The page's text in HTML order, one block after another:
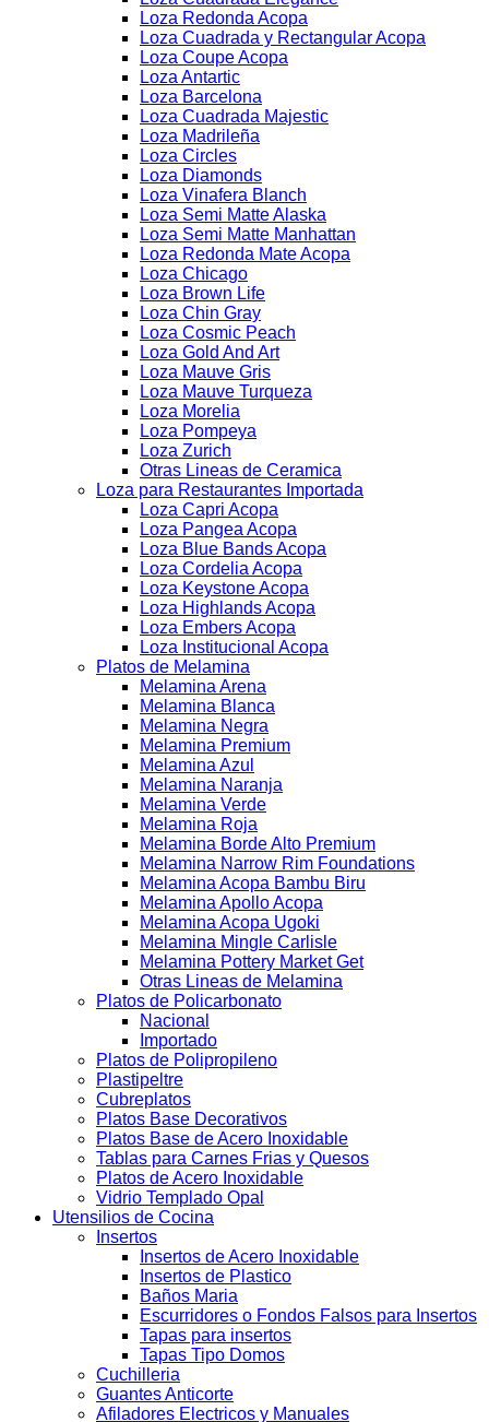
Loza Redonda Acopa
Loza Cuadrada y Rectangular Acopa
Loza Coupe Acopa
Loza Antartic
Loza Barcelona
Loza Cuadrada Majestic
Loza Madrileña
Loza Circles
Loza Diamonds
Loza Vinafera Blanch
Loza Semi Matte Alaska
Loza Semi Matte Manhattan
Loza Redonda Mate Acopa
Loza Chicago
Loza Brown Life
Loza Chin Gray
Loza Cosmic Peach
Loza Gold And Art
Loza Mauve Gris
Loza Mauve Turqueza
Loza Morelia
Loza Pompeya
Loza Zurich
Otras Lineas de Ceramica
Loza para Restaurantes Importada
Loza Capri Acopa
Loza Pangea Acopa
Loza Blue Bands Acopa
Loza Cordelia Acopa
Loza Keystone Acopa
Loza Highlands Acopa
Loza Embers Acopa
Loza Institucional Acopa
Platos de Melamina
Melamina Arena
Melamina Blanca
Melamina Negra
Melamina Premium
Melamina Azul
Melamina Naranja
Melamina Verde
Melamina Roja
Melamina Borde Alto Premium
Melamina Narrow Rim Foundations
Melamina Acopa Bambu Biru
Melamina Apollo Acopa
Melamina Acopa Ugoki
Melamina Mingle Carlisle
Melamina Pottery Market Get
Otras Lineas de Melamina
Platos de Policarbonato
Nacional
Importado
Platos de Polipropileno
Plastipeltre
Cubreplatos
Platos Base Decorativos
Platos Base de Acero Inoxidable
Tablas para Carnes Frias y Quesos
Platos de Acero Inoxidable
Vidrio Templado Opal
Utensilios de Cocina
Insertos
Insertos de Acero Inoxidable
Insertos de Plastico
Baños Maria
Escurridores o Fondos Falsos para Insertos
Tapas para insertos
Tapas Tipo Domos
Cuchilleria
Guantes Anticorte
Afiladores Electricos y Manuales